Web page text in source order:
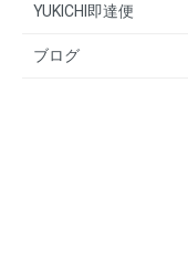
YUKICHI即達便
ブログ